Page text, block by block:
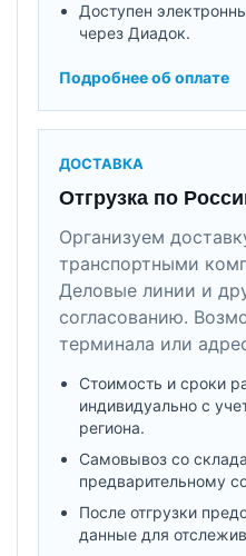
Доступен
через Диадок.
Подробнее об оплате
ДОСТАВКА
Отгрузка по
Организуем
транспортными
Деловые линии и
согласованию.
терминала или
Стоимость и сроки
индивидуально с
региона.
Самовывоз со
предварительному
После отгрузки
данные для